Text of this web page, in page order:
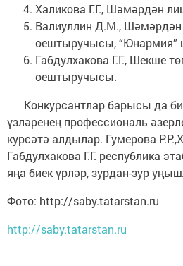
Халикова Г.Г., Шәмәрдән
Валиуллин Д.М., Шәмәрдән
оештыручысы, “Юнармия”
Габдулхакова Г.Г., Шекше
оештыручысы.
Конкурсантлар барысы да
үзләренең профессиональ
курсәтә алдылар. Гумерова
Габдулхакова Г.Г. республика
яңа биек үрләр, зурдан-зур
Фото: http://saby.tatarstan.ru
http://saby.tatarstan.ru